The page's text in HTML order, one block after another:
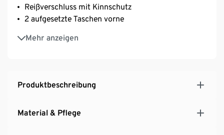
Reißverschluss mit Kinnschutz
2 aufgesetzte Taschen vorne
Mehr anzeigen
Gerade Form
Produktbeschreibung
Material & Pflege